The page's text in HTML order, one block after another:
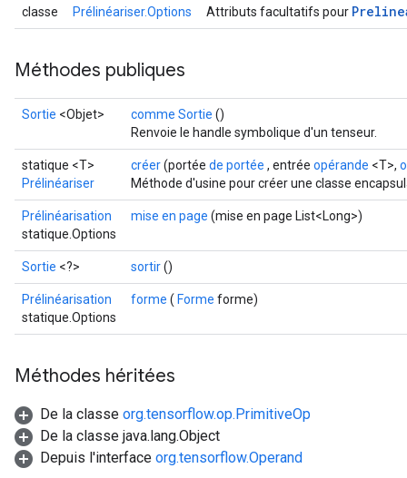
classe Prélinéariser.Options Attributs facultatifs pour
Méthodes publiques
Sortie <Objet> comme Sortie ()
Renvoie le handle symbolique d'un tenseur.
statique <T>
Prélinéariser
créer(portée de portée , entrée opérande <T>,
Méthode d'usine pour créer une classe
Prélinéarisation
statique.Options
mise en page (mise en page List<Long>)
Sortie <?> sortir()
Prélinéarisation
statique.Options
forme ( Forme forme)
Méthodes héritées
De la classe org.tensorflow.op.PrimitiveOp
De la classe java.lang.Object
Depuis l'interface org.tensorflow.Operand